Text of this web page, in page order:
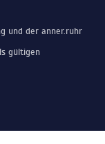
und der anner.ruhr
gültigen